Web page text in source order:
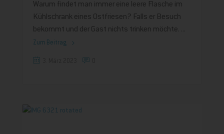
Warum findet man immer eine leere Flasche im
Kühlschrank eines Ostfriesen? Falls er Besuch
bekommt und der Gast nichts trinken möchte.
Zum Beitrag